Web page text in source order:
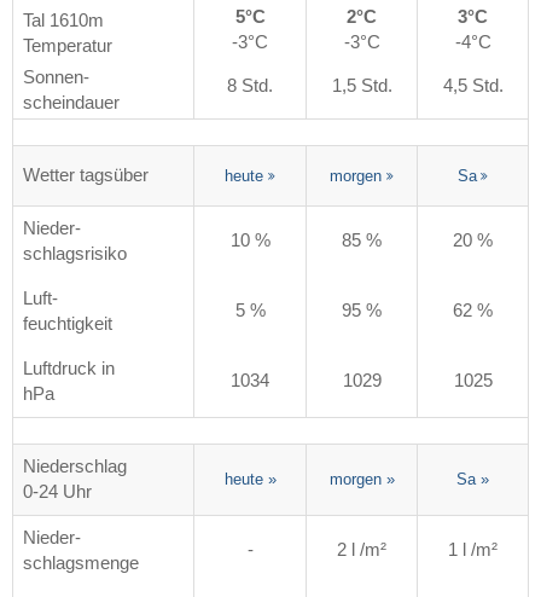
Tal 1610m
Temperatur
5°C
-3°C
2°C
-3°C
3°C
-4°C
Sonnen-
scheindauer
8 Std. 1,5 Std. 4,5 Std.
Wetter tagsüber heute morgen Sa
Nieder-
schlagsrisiko
10 % 85 % 20 %
Luft-
feuchtigkeit
5 % 95 % 62 %
Luftdruck in
hPa
1034 1029 1025
Niederschlag
0-24 Uhr
heute » morgen » Sa »
Nieder-
schlagsmenge
- 2 l /m² 1 l /m²